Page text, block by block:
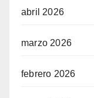
abril 2026
marzo 2026
febrero 2026